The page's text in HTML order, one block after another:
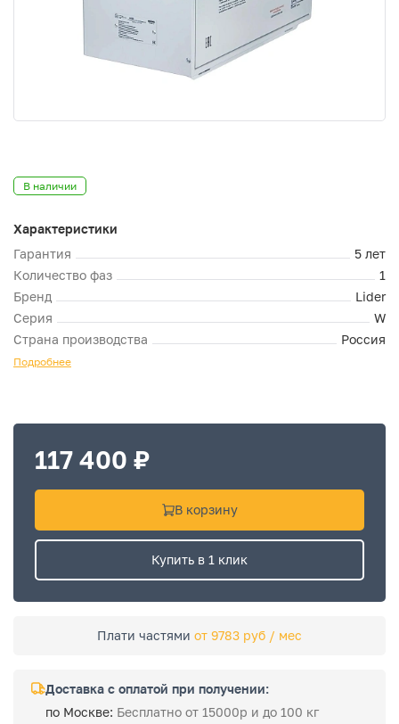
В наличии
Характеристики
Гарантия
5 лет
Количество фаз
1
Бренд
Lider
Серия
W
Страна производства
Россия
Подробнее
117 400 ₽
В корзину
Купить в 1 клик
Плати частями от 9783 руб / мес
Доставка с оплатой при получении:
по Москве: Бесплатно от 15000р и до 100 кг